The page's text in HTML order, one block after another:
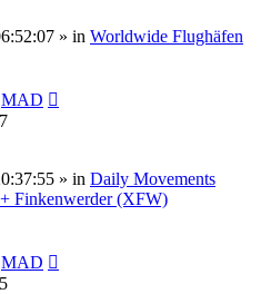
» in Worldwide Flughäfen
MAD
» in Daily Movements
Finkenwerder (XFW)
MAD